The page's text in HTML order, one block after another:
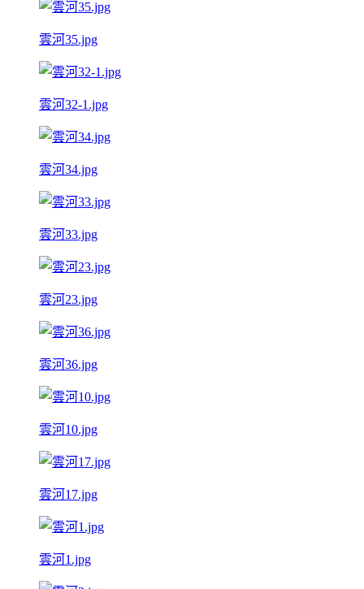
雲河35.jpg
雲河32-1.jpg
雲河34.jpg
雲河33.jpg
雲河23.jpg
雲河36.jpg
雲河10.jpg
雲河17.jpg
雲河1.jpg